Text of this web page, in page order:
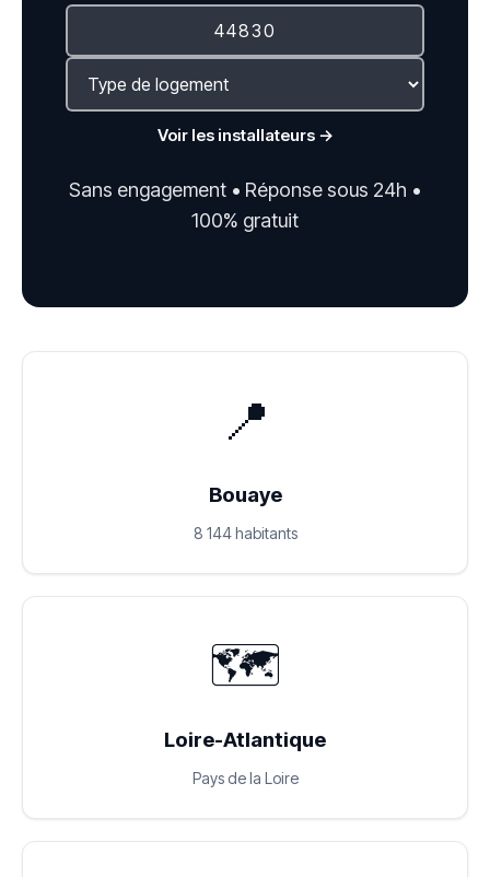
Voir les installateurs →
Sans engagement • Réponse sous 24h •
100% gratuit
📍
Bouaye
8 144 habitants
🗺️
Loire-Atlantique
Pays de la Loire